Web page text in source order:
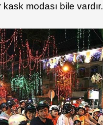
modası bile vardır.